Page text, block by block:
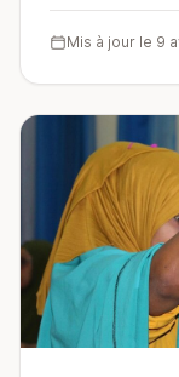
Mis à jour le 9